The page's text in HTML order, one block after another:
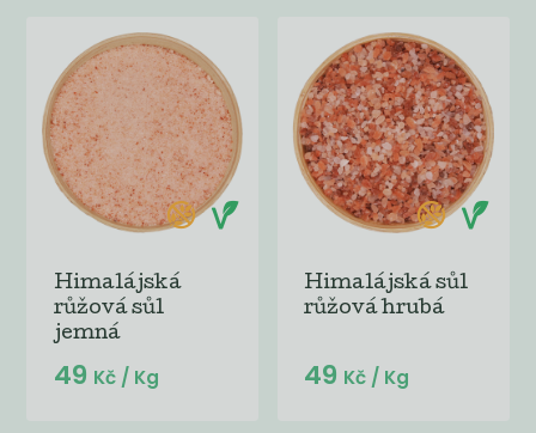
Himalájská
růžová sůl
jemná
49 Kč / Kg
Himalájská sůl
růžová hrubá
49 Kč / Kg